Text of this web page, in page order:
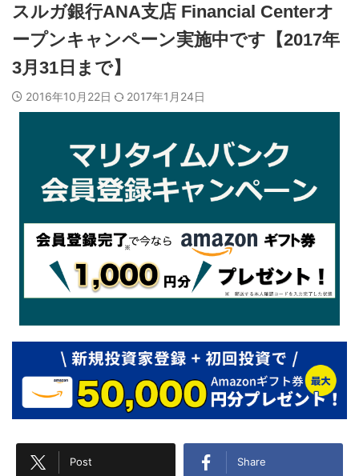
スルガ銀行ANA支店 Financial Centerオ
ープンキャンペーン実施中です【2017年
3月31日まで】
2016年10月22日 2017年1月24日
Post Share